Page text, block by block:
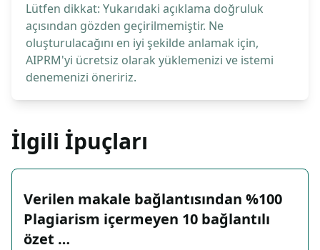
Lütfen dikkat: Yukarıdaki açıklama doğruluk
açısından gözden geçirilmemiştir. Ne
oluşturulacağını en iyi şekilde anlamak için,
AIPRM'yi ücretsiz olarak yüklemenizi ve istemi
denemenizi öneririz.
İlgili İpuçları
Verilen makale bağlantısından %100
Plagiarism içermeyen 10 bağlantılı
özet …